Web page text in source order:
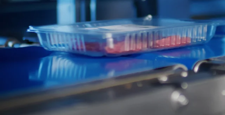
Sitio web global